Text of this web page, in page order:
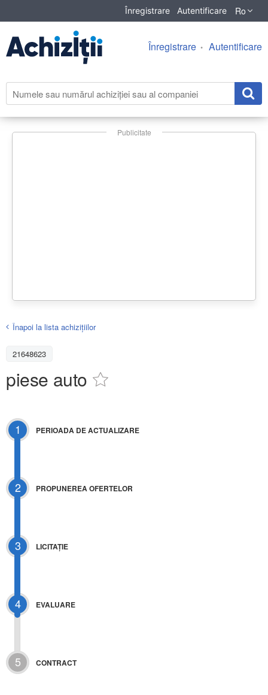
Înregistrare Autentificare Ro
Înregistrare Autentificare
Publicitate
Înapoi la lista achiziţiilor
21648623
piese auto
1 PERIOADA DE ACTUALIZARE
2 PROPUNEREA OFERTELOR
3 LICITAŢIE
4 EVALUARE
5 CONTRACT